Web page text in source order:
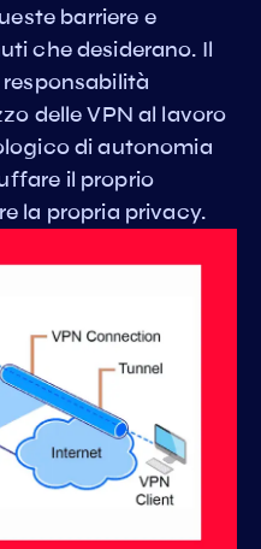
barriere e
che desiderano. Il
delle VPN al lavoro
di autonomia
il proprio
la propria privacy.